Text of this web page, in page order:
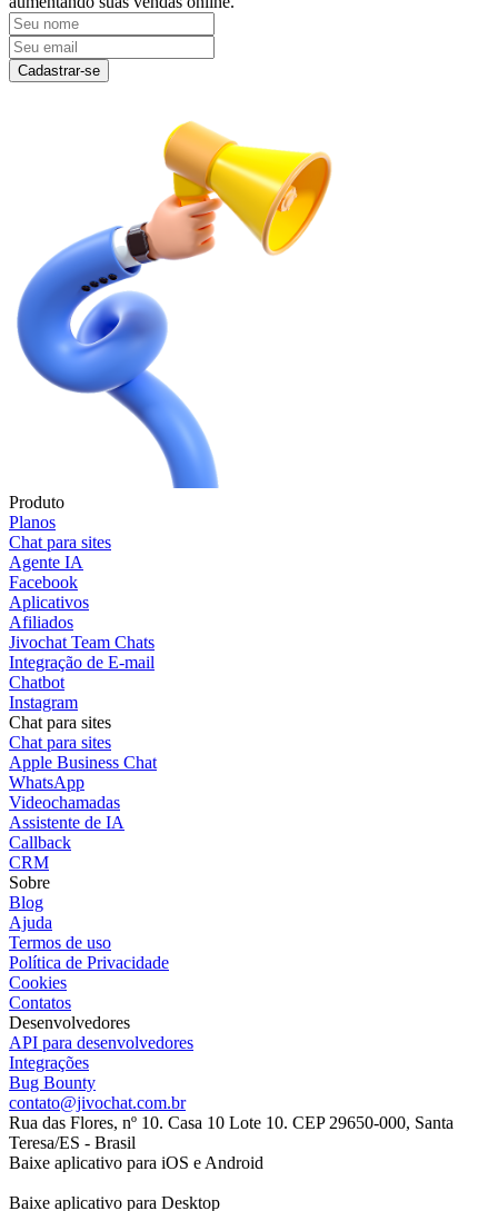
Cadastrar-se
Produto
Planos
Chat para sites
Agente IA
Facebook
Aplicativos
Afiliados
Jivochat Team Chats
Integração de E-mail
Chatbot
Instagram
Chat para sites
Chat para sites
Apple Business Chat
WhatsApp
Videochamadas
Assistente de IA
Callback
CRM
Sobre
Blog
Ajuda
Termos de uso
Política de Privacidade
Cookies
Contatos
Desenvolvedores
API para desenvolvedores
Integrações
Bug Bounty
contato@jivochat.com.br
Rua das Flores, nº 10. Casa 10 Lote 10. CEP 29650-000, Santa
Teresa/ES - Brasil
Baixe aplicativo para iOS e Android
Baixe aplicativo para Desktop